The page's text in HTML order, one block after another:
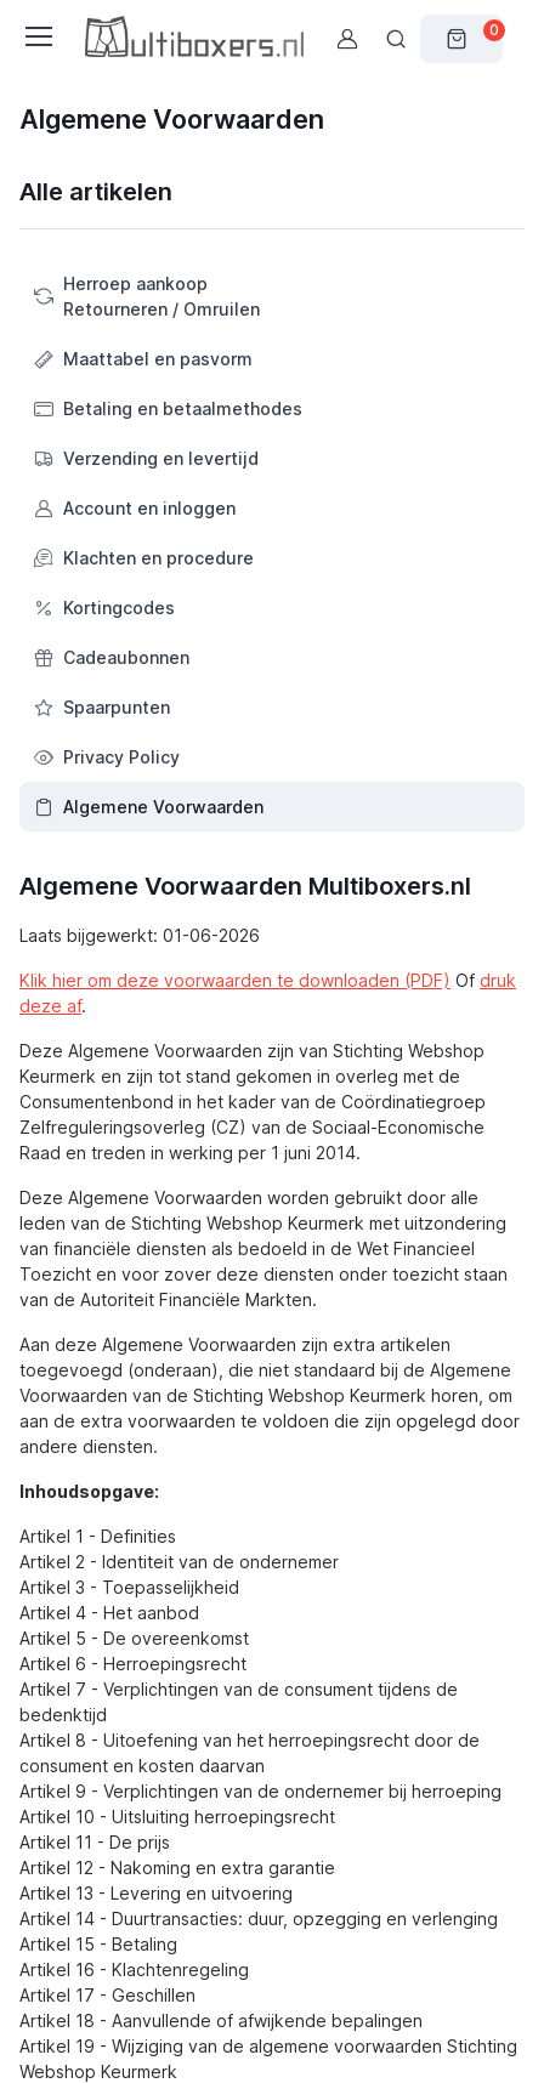
0
Algemene Voorwaarden
Alle artikelen
Herroep aankoop
Retourneren / Omruilen
Maattabel en pasvorm
Betaling en betaalmethodes
Verzending en levertijd
Account en inloggen
Klachten en procedure
Kortingcodes
Cadeaubonnen
Spaarpunten
Privacy Policy
Algemene Voorwaarden
Algemene Voorwaarden Multiboxers.nl
Laats bijgewerkt: 01-06-2026
Klik hier om deze voorwaarden te downloaden (PDF) Of druk
deze af.
Deze Algemene Voorwaarden zijn van Stichting Webshop
Keurmerk en zijn tot stand gekomen in overleg met de
Consumentenbond in het kader van de Coördinatiegroep
Zelfreguleringsoverleg (CZ) van de Sociaal-Economische
Raad en treden in werking per 1 juni 2014.
Deze Algemene Voorwaarden worden gebruikt door alle
leden van de Stichting Webshop Keurmerk met uitzondering
van financiële diensten als bedoeld in de Wet Financieel
Toezicht en voor zover deze diensten onder toezicht staan
van de Autoriteit Financiële Markten.
Aan deze Algemene Voorwaarden zijn extra artikelen
toegevoegd (onderaan), die niet standaard bij de Algemene
Voorwaarden van de Stichting Webshop Keurmerk horen, om
aan de extra voorwaarden te voldoen die zijn opgelegd door
andere diensten.
Inhoudsopgave:
Artikel 1 - Definities
Artikel 2 - Identiteit van de ondernemer
Artikel 3 - Toepasselijkheid
Artikel 4 - Het aanbod
Artikel 5 - De overeenkomst
Artikel 6 - Herroepingsrecht
Artikel 7 - Verplichtingen van de consument tijdens de
bedenktijd
Artikel 8 - Uitoefening van het herroepingsrecht door de
consument en kosten daarvan
Artikel 9 - Verplichtingen van de ondernemer bij herroeping
Artikel 10 - Uitsluiting herroepingsrecht
Artikel 11 - De prijs
Artikel 12 - Nakoming en extra garantie
Artikel 13 - Levering en uitvoering
Artikel 14 - Duurtransacties: duur, opzegging en verlenging
Artikel 15 - Betaling
Artikel 16 - Klachtenregeling
Artikel 17 - Geschillen
Artikel 18 - Aanvullende of afwijkende bepalingen
Artikel 19 - Wijziging van de algemene voorwaarden Stichting
Webshop Keurmerk